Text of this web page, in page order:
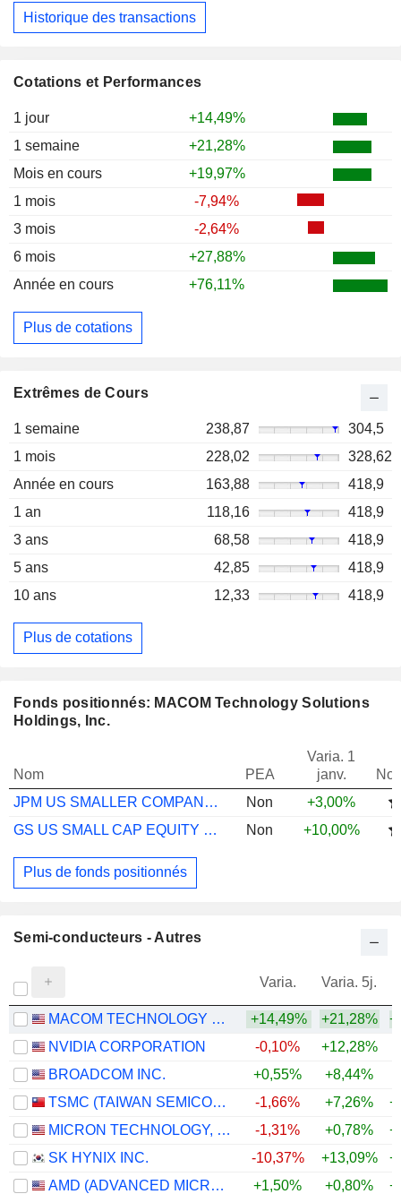
Cotations et Performances
1 jour
+14,49%
1 semaine
+21,28%
Mois en cours
+19,97%
1 mois
-7,94%
3 mois
-2,64%
6 mois
+27,88%
Année en cours
+76,11%
Plus de cotations
Extrêmes de Cours
1 semaine 238,87
304,5
1 mois
228,02
328,62
Année en cours
163,88
418,9
1 an
118,16
418,9
3 ans
68,58
418,9
5 ans
42,85
418,9
10 ans
12,33 418,9
Plus de cotations
Historique des transactions
Fonds positionnés: MACOM Technology Solutions
Holdings, Inc.
Nom PEA
Varia. 1
janv.
JPM US SMALLER COMPANIES X ACC USD
Non
+3,00%
GS US SMALL CAP EQUITY R ACC USD
Non +10,00%
Plus de fonds positionnés
Semi-conducteurs - Autres
Varia. Varia. 5j.
MACOM TECHNOLOGY SOLUTIONS HOLDINGS, INC. +14,49% +21,28%
NVIDIA CORPORATION
-0,10% +12,28%
BROADCOM INC.
+0,55% +8,44%
TSMC (TAIWAN SEMICONDUCTOR MANUFACTURING COMPANY)
-1,66% +7,26%
MICRON TECHNOLOGY, INC.
-1,31% +0,78%
SK HYNIX INC.
-10,37% +13,09%
AMD (ADVANCED MICRO DEVICES)
+1,50% +0,80%